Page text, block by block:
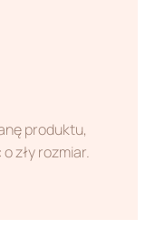
produktu,
zły rozmiar.